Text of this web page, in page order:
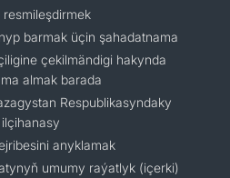
resmileşdirmek
barmak üçin şahadatnama
çekilmändigi hakynda
almak barada
Respublikasyndaky
ilçihanasy
anyklamak
umumy raýatlyk (içerki)